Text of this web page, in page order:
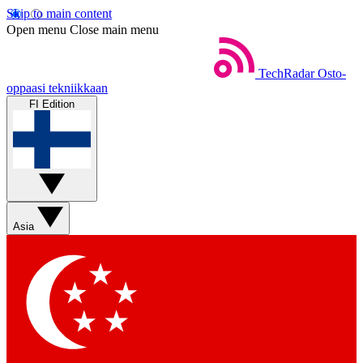
Skip to main content
Open menu Close main menu
TechRadar Osto-
oppaasi tekniikkaan
FI Edition
Asia